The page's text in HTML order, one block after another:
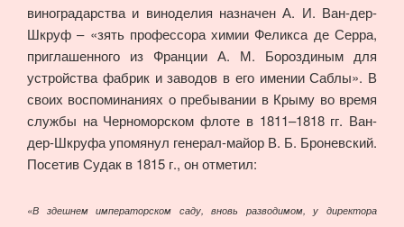
виноградарства и виноделия назначен А. И. Ван-дер-
Шкруф – «зять профессора химии Феликса де Серра,
приглашенного из Франции А. М. Бороздиным для
устройства фабрик и заводов в его имении Саблы». В
своих воспоминаниях о пребывании в Крыму во время
службы на Черноморском флоте в 1811–1818 гг. Ван-
дер-Шкруфа упомянул генерал-майор В. Б. Броневский.
Посетив Судак в 1815 г., он отметил:
«В здешнем императорском саду, вновь разводимом, у директора